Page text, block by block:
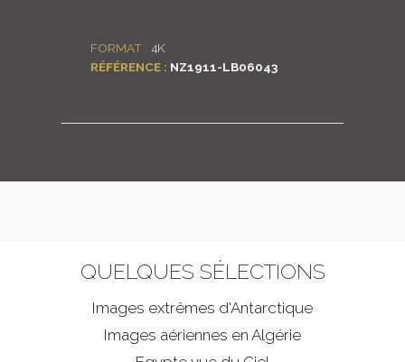
FORMAT : 4K
RÉFÉRENCE : NZ1911-LB06043
QUELQUES SÉLECTIONS
Images extrêmes d'Antarctique
Images aériennes en Algérie